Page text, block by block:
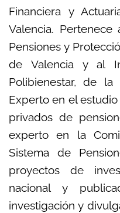
Financiera y
Valencia.
Pensiones y
de Valencia y al
Polibienestar, de la
Experto en el
privados de
experto en la
Sistema de
proyectos de
nacional y
investigación y